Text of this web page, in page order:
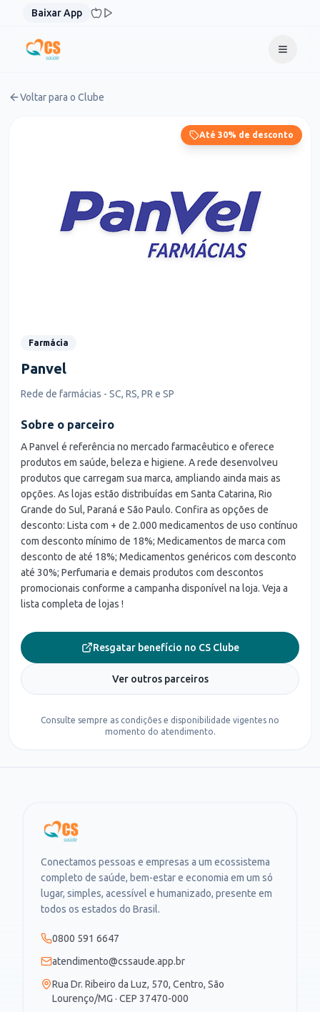
Pular para o conteúdo
Baixar App
Voltar para o Clube
Até 30% de desconto
Farmácia
Panvel
Rede de farmácias - SC, RS, PR e SP
Sobre o parceiro
A Panvel é referência no mercado farmacêutico e oferece
produtos em saúde, beleza e higiene. A rede desenvolveu
produtos que carregam sua marca, ampliando ainda mais as
opções. As lojas estão distribuídas em Santa Catarina, Rio
Grande do Sul, Paraná e São Paulo. Confira as opções de
desconto: Lista com + de 2.000 medicamentos de uso contínuo
com desconto mínimo de 18%; Medicamentos de marca com
desconto de até 18%; Medicamentos genéricos com desconto
até 30%; Perfumaria e demais produtos com descontos
promocionais conforme a campanha disponível na loja. Veja a
lista completa de lojas !
Resgatar benefício no CS Clube
Ver outros parceiros
Consulte sempre as condições e disponibilidade vigentes no
momento do atendimento.
Conectamos pessoas e empresas a um ecossistema
completo de saúde, bem-estar e economia em um só
lugar, simples, acessível e humanizado, presente em
todos os estados do Brasil.
0800 591 6647
atendimento@cssaude.app.br
Rua Dr. Ribeiro da Luz, 570, Centro, São
Lourenço/MG · CEP 37470-000